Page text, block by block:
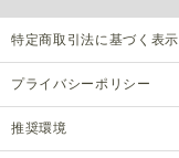
特定商取引法に基づく表示
プライバシーポリシー
推奨環境